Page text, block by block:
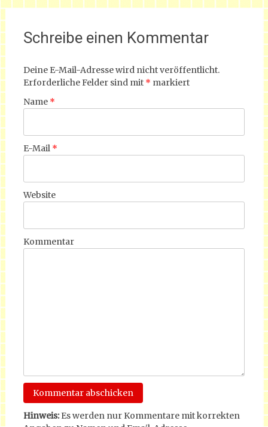
Schreibe einen Kommentar
Deine E-Mail-Adresse wird nicht veröffentlicht.
Erforderliche Felder sind mit * markiert
Name *
E-Mail *
Website
Kommentar
Hinweis:Es werden nur Kommentare mit korrekten